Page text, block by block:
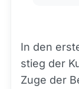
In den
stieg der
Zuge der